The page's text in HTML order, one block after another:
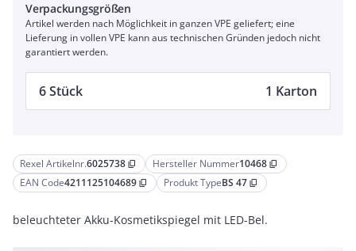
Rexel Artikelnr.6025738 content_copy Hersteller Nummer10468 content_copy
EAN Code4211125104689 content_copy Produkt TypeBS 47 content_copy
beleuchteter Akku-Kosmetikspiegel mit LED-Bel.
Verpackungsgrößen
Artikel werden nach Möglichkeit in ganzen VPE geliefert; eine
Lieferung in vollen VPE kann aus technischen Gründen jedoch nicht
garantiert werden.
6 Stück 1 Karton